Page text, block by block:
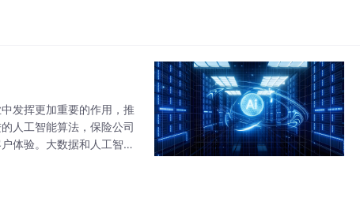
发挥更加重要的作用，推
人工智能算法，保险公司
体验。大数据和人工智能